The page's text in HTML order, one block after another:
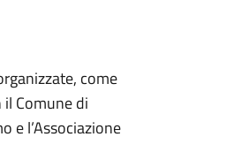
come
Comune di
e l’Associazione